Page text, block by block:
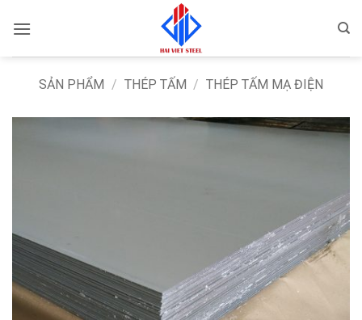
qua
SẢN PHẨM / THÉP TẤM / THÉP TẤM MẠ ĐIỆN